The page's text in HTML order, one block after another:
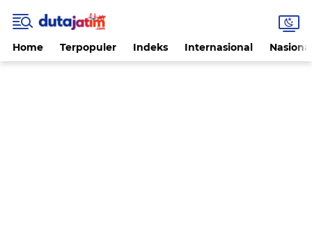
Home Terpopuler Indeks Internasional